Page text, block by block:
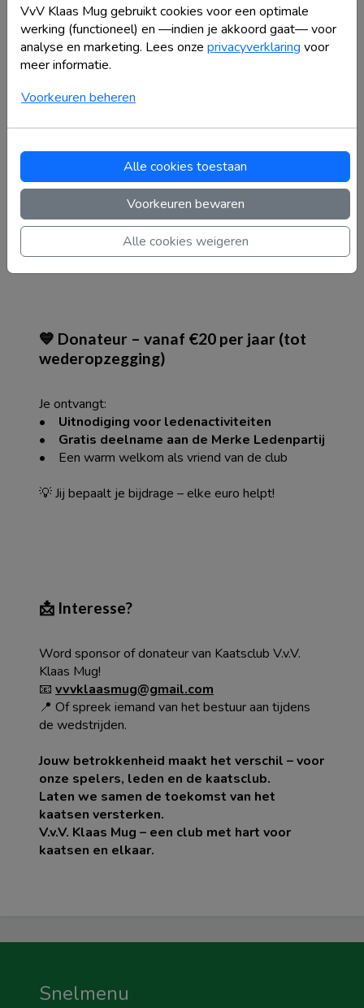
🎾 Balsponsor – €30 per jaar (tot
wederopzegging)
Je ontvangt:
•Zakelijke factuurindien gewenst
🎯 Een laagdrempelige manier om een verschil te
maken – perfect voor kaatsfanaten, ouders of
kleine bedrijven.
💙 Donateur – vanaf €20 per jaar (tot
wederopzegging)
Je ontvangt:
• Uitnodiging voor ledenactiviteiten
• Gratis deelname aan de Merke Ledenpartij
• Een warm welkom als vriend van de club
💡 Jij bepaalt je bijdrage – elke euro helpt!
📩 Interesse?
Word sponsor of donateur van Kaatsclub V.v.V.
Klaas Mug!
📧 vvvklaasmug@gmail.com
📍 Of spreek iemand van het bestuur aan tijdens
de wedstrijden.
Jouw betrokkenheid maakt het verschil – voor
onze spelers, leden en de kaatsclub.
Laten we samen de toekomst van het
kaatsen versterken.
V.v.V. Klaas Mug – een club met hart voor
kaatsen en elkaar.
Snelmenu
VvV Klaas Mug gebruikt cookies voor een optimale
werking (functioneel) en —indien je akkoord gaat— voor
analyse en marketing. Lees onze privacyverklaring voor
meer informatie.
Voorkeuren beheren
Alle cookies toestaan
Voorkeuren bewaren
Alle cookies weigeren